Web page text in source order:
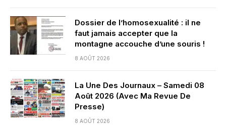
Dossier de l’homosexualité : il ne
faut jamais accepter que la
montagne accouche d’une souris !
8 AOÛT 2026
La Une Des Journaux – Samedi 08
Août 2026 (Avec Ma Revue De
Presse)
8 AOÛT 2026